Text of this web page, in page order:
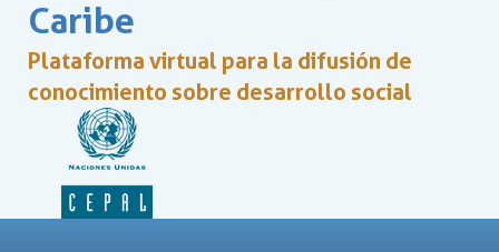
Caribe
Plataforma virtual para la difusión de
conocimiento sobre desarrollo social